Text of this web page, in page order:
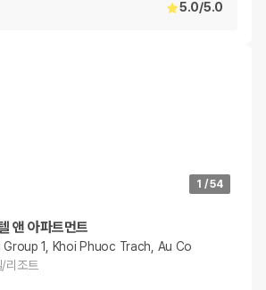
5.0/5.0
1 /54
앤 아파트먼트
Group 1, Khoi Phuoc Trach, Au Co
/리조트